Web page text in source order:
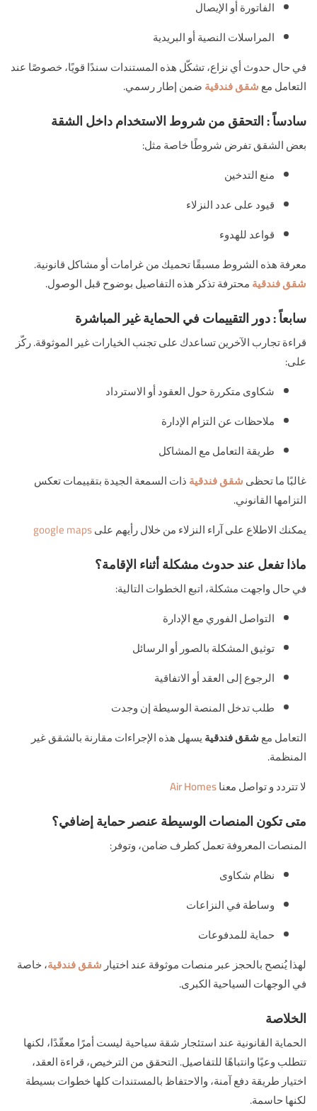
الفاتورة أو الإيصال
المراسلات النصية أو البريدية
في حال حدوث أي نزاع، تشكّل هذه المستندات سندًا قويًا، خصوصًا عند
التعامل معشقق فندقيةضمن إطار رسمي.
سادساً : التحقق من شروط الاستخدام داخل الشقة
بعض الشقق تفرض شروطًا خاصة مثل:
منع التدخين
قيود على عدد النزلاء
قواعد للهدوء
معرفة هذه الشروط مسبقًا تحميك من غرامات أو مشاكل قانونية.
شقق فندقيةمحترفة تذكر هذه التفاصيل بوضوح قبل الوصول.
سابعاً : دور التقييمات في الحماية غير المباشرة
قراءة تجارب الآخرين تساعدك على تجنب الخيارات غير الموثوقة. ركّز
على:
شكاوى متكررة حول العقود أو الاسترداد
ملاحظات عن التزام الإدارة
طريقة التعامل مع المشاكل
غالبًا ما تحظىشقق فندقيةذات السمعة الجيدة بتقييمات تعكس
التزامها القانوني.
يمكنك الاطلاع على آراء النزلاء من خلال رأيهم علىgoogle maps
ماذا تفعل عند حدوث مشكلة أثناء الإقامة؟
في حال واجهت مشكلة، اتبع الخطوات التالية:
التواصل الفوري مع الإدارة
توثيق المشكلة بالصور أو الرسائل
الرجوع إلى العقد أو الاتفاقية
طلب تدخل المنصة الوسيطة إن وجدت
التعامل معشقق فندقيةيسهل هذه الإجراءات مقارنة بالشقق غير
المنظمة.
لا تتردد و تواصل معناAir Homes
متى تكون المنصات الوسيطة عنصر حماية إضافي؟
المنصات المعروفة تعمل كطرف ضامن، وتوفر:
نظام شكاوى
وساطة في النزاعات
حماية للمدفوعات
لهذا يُنصح بالحجز عبر منصات موثوقة عند اختيارشقق فندقية، خاصة
في الوجهات السياحية الكبرى.
الخلاصة
الحماية القانونية عند استئجار شقة سياحية ليست أمرًا معقّدًا، لكنها
تتطلب وعيًا وانتباهًا للتفاصيل. التحقق من الترخيص، قراءة العقد،
اختيار طريقة دفع آمنة، والاحتفاظ بالمستندات كلها خطوات بسيطة
لكنها حاسمة.